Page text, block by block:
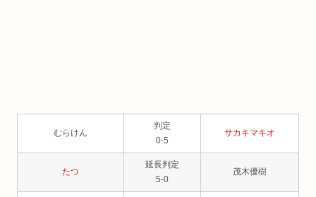
むらけん
判定
0-5
サカキマキオ
たつ
延長判定
5-0
茂木優樹